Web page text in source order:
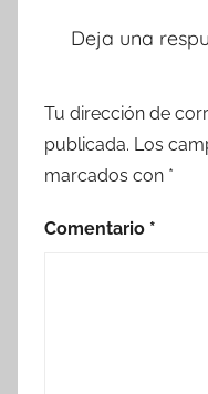
Deja una
Tu dirección de
publicada. Los
marcados con *
Comentario *